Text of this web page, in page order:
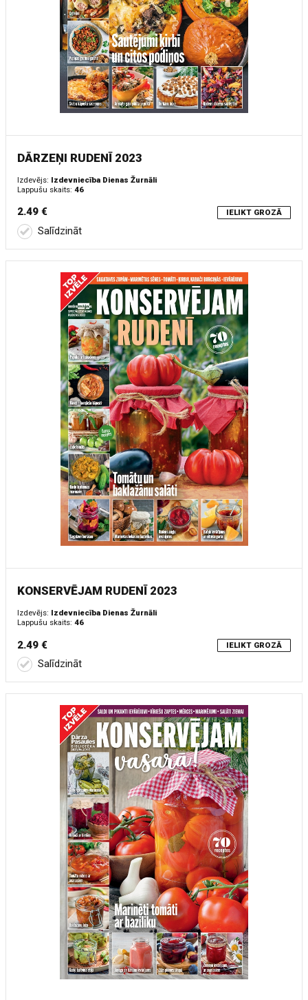
DĀRZEŅI RUDENĪ 2023
Izdevējs: Izdevniecība Dienas Žurnāli
Lappušu skaits: 46
2.49 € IELIKT GROZĀ
Salīdzināt
KONSERVĒJAM RUDENĪ 2023
Izdevējs: Izdevniecība Dienas Žurnāli
Lappušu skaits: 46
2.49 € IELIKT GROZĀ
Salīdzināt